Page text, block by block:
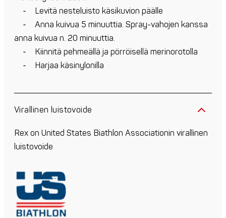
⁃ Levitä nesteluisto käsikuvion päälle
⁃ Anna kuivua 5 minuuttia. Spray-vahojen kanssa
anna kuivua n. 20 minuuttia.
⁃ Kiinnitä pehmeällä ja pörröisellä merinorotolla
⁃ Harjaa käsinylonilla
Virallinen luistovoide
Rex on United States Biathlon Associationin virallinen
luistovoide